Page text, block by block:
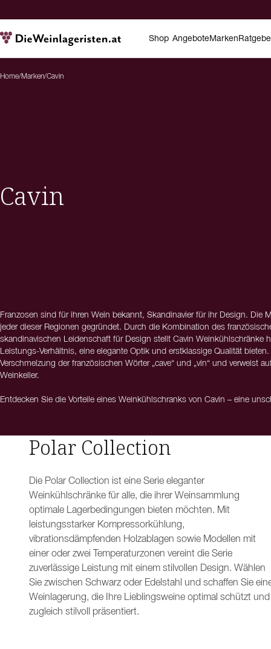
Shop AngeboteMarken
Home/Marken/Cavin
Cavin
Franzosen sind für ihren Wein bekannt, Skandinavier für ihr Design. Die
jeder dieser Regionen gegründet. Durch die Kombination des
skandinavischen Leidenschaft für Design stellt Cavin Weinkühlschränke
Leistungs-Verhältnis, eine elegante Optik und erstklassige Qualität
Verschmelzung der französischen Wörter „cave“ und „vin“ und verweist
Weinkeller.
Entdecken Sie die Vorteile eines Weinkühlschranks von Cavin – eine
Lösungen – und das zu einem Preis, der Ihr Budget schont.
Polar Collection
Die Polar Collection ist eine Serie eleganter
Weinkühlschränke für alle, die ihrer Weinsammlung
optimale Lagerbedingungen bieten möchten. Mit
leistungsstarker Kompressorkühlung,
vibrationsdämpfenden Holzablagen sowie Modellen mit
einer oder zwei Temperaturzonen vereint die Serie
zuverlässige Leistung mit einem stilvollen Design. Wählen
Sie zwischen Schwarz oder Edelstahl und schaffen Sie
Weinlagerung, die Ihre Lieblingsweine optimal schützt und
zugleich stilvoll präsentiert.